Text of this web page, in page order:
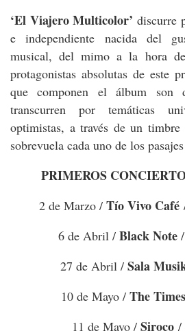
‘El Viajero Multicolor’ discurre
e independiente nacida del
musical, del mimo a la hora
protagonistas absolutas de este
que componen el álbum son
transcurren por temáticas
optimistas, a través de un
sobrevuela cada uno de los
PRIMEROS
2 de Marzo / Tío Vivo Café
6 de Abril / Black Note
27 de Abril / Sala
10 de Mayo / The Times
11 de Mayo / Siroco /